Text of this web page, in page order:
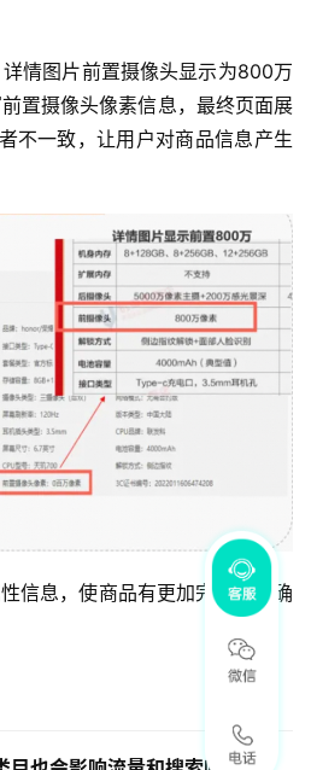
详情图片前置摄像头显示为800万
置摄像头像素信息，最终页面展
不一致，让用户对商品信息产生
信息，使商品有更加完整、准确